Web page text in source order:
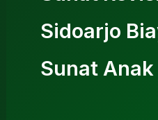
Sidoarjo
Sunat